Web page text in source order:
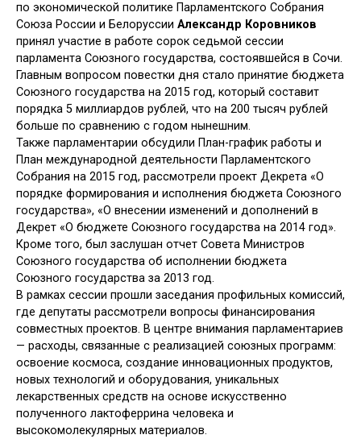
по экономической политике Парламентского Собрания
Союза России и Белоруссии Александр Коровников
принял участие в работе сорок седьмой сессии
парламента Союзного государства, состоявшейся в Сочи.
Главным вопросом повестки дня стало принятие бюджета
Союзного государства на 2015 год, который составит
порядка 5 миллиардов рублей, что на 200 тысяч рублей
больше по сравнению с годом нынешним.
Также парламентарии обсудили План-график работы и
План международной деятельности Парламентского
Собрания на 2015 год, рассмотрели проект Декрета «О
порядке формирования и исполнения бюджета Союзного
государства», «О внесении изменений и дополнений в
Декрет «О бюджете Союзного государства на 2014 год».
Кроме того, был заслушан отчет Совета Министров
Союзного государства об исполнении бюджета
Союзного государства за 2013 год.
В рамках сессии прошли заседания профильных комиссий,
где депутаты рассмотрели вопросы финансирования
совместных проектов. В центре внимания парламентариев
— расходы, связанные с реализацией союзных программ:
освоение космоса, создание инновационных продуктов,
новых технологий и оборудования, уникальных
лекарственных средств на основе искусственно
полученного лактоферрина человека и
высокомолекулярных материалов.